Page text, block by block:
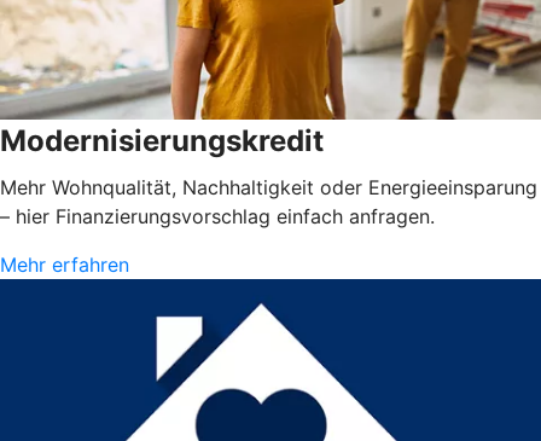
Modernisierungskredit
Mehr Wohnqualität, Nachhaltigkeit oder Energieeinsparung
– hier Finanzierungsvorschlag einfach anfragen.
Mehr erfahren